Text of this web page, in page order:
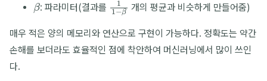
: 파라미터(결과를 개의 평균과 비슷하게 만들어줌)
매우 적은 양의 메모리와 연산으로 구현이 가능하다. 정확도는 약간
손해를 보더라도 효율적인 점에 착안하여 머신러닝에서 많이 쓰인
다.